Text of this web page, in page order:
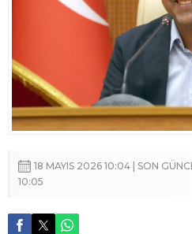
18 MAYIS 2026 10:04 | SON
10:05